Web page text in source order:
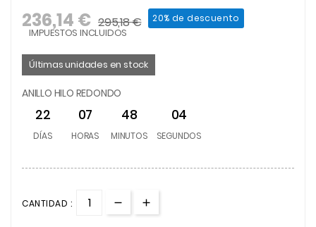
236,14 € 295,18 € 20% de descuento
IMPUESTOS INCLUIDOS
Últimas unidades en stock
ANILLO HILO REDONDO
22
DÍAS
07
HORAS
48
MINUTOS
04
SEGUNDOS
CANTIDAD :